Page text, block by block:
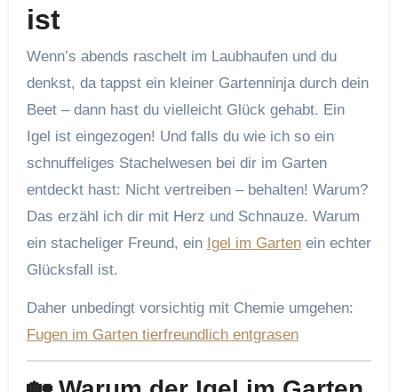
ist
Wenn’s abends raschelt im Laubhaufen und du
denkst, da tappst ein kleiner Gartenninja durch dein
Beet – dann hast du vielleicht Glück gehabt. Ein
Igel ist eingezogen! Und falls du wie ich so ein
schnuffeliges Stachelwesen bei dir im Garten
entdeckt hast: Nicht vertreiben – behalten! Warum?
Das erzähl ich dir mit Herz und Schnauze. Warum
ein stacheliger Freund, ein Igel im Gartenein echter
Glücksfall ist.
Daher unbedingt vorsichtig mit Chemie umgehen:
Fugen im Garten tierfreundlich entgrasen